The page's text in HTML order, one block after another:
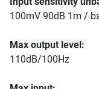
100mV 90dB 1m /
Max output level:
110dB/100Hz